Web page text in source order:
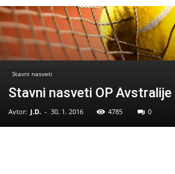
Stavni nasveti
Stavni nasveti OP
Avtor: J.D. - 30. 1. 2016 4785 0